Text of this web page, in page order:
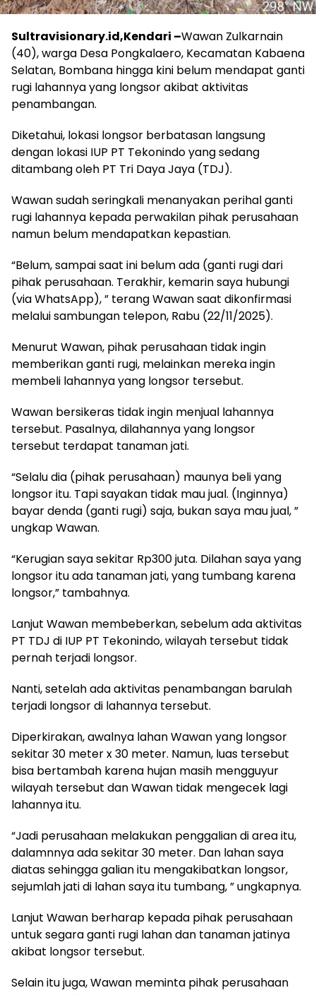
Sultravisionary.id,Kendari –Wawan Zulkarnain
(40), warga Desa Pongkalaero, Kecamatan Kabaena
Selatan, Bombana hingga kini belum mendapat ganti
rugi lahannya yang longsor akibat aktivitas
penambangan.
Diketahui, lokasi longsor berbatasan langsung
dengan lokasi IUP PT Tekonindo yang sedang
ditambang oleh PT Tri Daya Jaya (TDJ).
Wawan sudah seringkali menanyakan perihal ganti
rugi lahannya kepada perwakilan pihak perusahaan
namun belum mendapatkan kepastian.
“Belum, sampai saat ini belum ada (ganti rugi dari
pihak perusahaan. Terakhir, kemarin saya hubungi
(via WhatsApp), ” terang Wawan saat dikonfirmasi
melalui sambungan telepon, Rabu (22/11/2025).
Menurut Wawan, pihak perusahaan tidak ingin
memberikan ganti rugi, melainkan mereka ingin
membeli lahannya yang longsor tersebut.
Wawan bersikeras tidak ingin menjual lahannya
tersebut. Pasalnya, dilahannya yang longsor
tersebut terdapat tanaman jati.
“Selalu dia (pihak perusahaan) maunya beli yang
longsor itu. Tapi sayakan tidak mau jual. (Inginnya)
bayar denda (ganti rugi) saja, bukan saya mau jual, ”
ungkap Wawan.
“Kerugian saya sekitar Rp300 juta. Dilahan saya yang
longsor itu ada tanaman jati, yang tumbang karena
longsor,” tambahnya.
Lanjut Wawan membeberkan, sebelum ada aktivitas
PT TDJ di IUP PT Tekonindo, wilayah tersebut tidak
pernah terjadi longsor.
Nanti, setelah ada aktivitas penambangan barulah
terjadi longsor di lahannya tersebut.
Diperkirakan, awalnya lahan Wawan yang longsor
sekitar 30 meter x 30 meter. Namun, luas tersebut
bisa bertambah karena hujan masih mengguyur
wilayah tersebut dan Wawan tidak mengecek lagi
lahannya itu.
“Jadi perusahaan melakukan penggalian di area itu,
dalamnnya ada sekitar 30 meter. Dan lahan saya
diatas sehingga galian itu mengakibatkan longsor,
sejumlah jati di lahan saya itu tumbang, ” ungkapnya.
Lanjut Wawan berharap kepada pihak perusahaan
untuk segara ganti rugi lahan dan tanaman jatinya
akibat longsor tersebut.
Selain itu juga, Wawan meminta pihak perusahaan